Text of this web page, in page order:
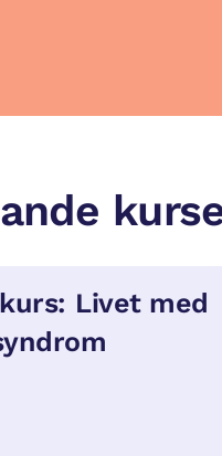
Livet med